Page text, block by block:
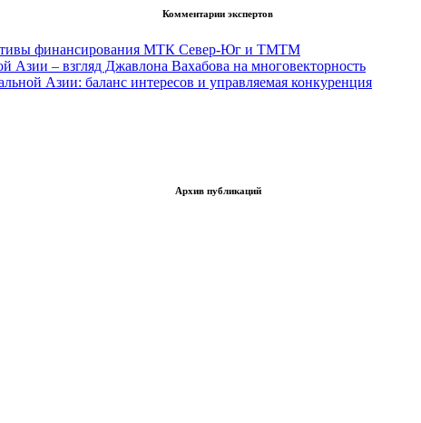
Комментарии экспертов
финансирования МТК Север-Юг и ТМТМ
Азии – взгляд Джавлона Вахабова на многовекторность
Азии: баланс интересов и управляемая конкуренция
Архив публикаций